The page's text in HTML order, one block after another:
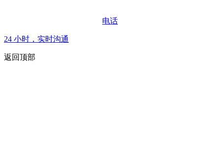
电话
24 小时，实时沟通
返回顶部